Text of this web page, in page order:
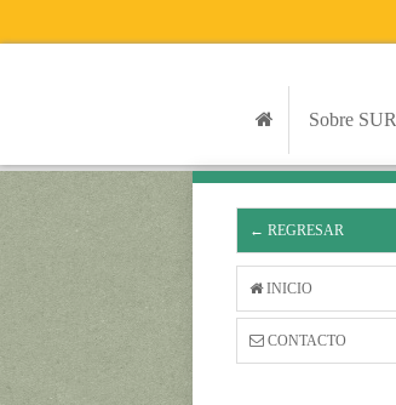
Sobre SUR
← REGRESAR
INICIO
CONTACTO